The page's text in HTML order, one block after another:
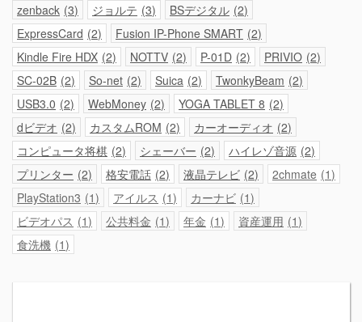
zenback 3 ジョルテ 3 BSデジタル 2
ExpressCard 2 Fusion IP-Phone SMART 2
Kindle Fire HDX 2 NOTTV 2 P-01D 2 PRIVIO 2
SC-02B 2 So-net 2 Suica 2 TwonkyBeam 2
USB3.0 2 WebMoney 2 YOGA TABLET 8 2
dビデオ 2 カスタムROM 2 カーオーディオ 2
コンピュータ将棋 2 シェーバー 2 ハイレゾ音源 2
プリンター 2 格安電話 2 液晶テレビ 2 2chmate 1
PlayStation3 1 アイルス 1 カーナビ 1
ビデオパス
1 公共料金 1 年金 1 資産運用 1
食洗機 1